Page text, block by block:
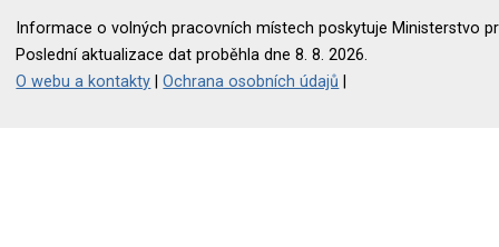
Informace o volných pracovních místech poskytuje Ministerstvo
Poslední aktualizace dat proběhla dne 8. 8. 2026.
O webu a kontakty |Ochrana osobních údajů